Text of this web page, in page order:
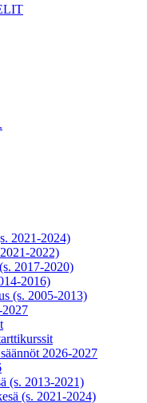
2021-2024)
2022)
2017-2020)
2016)
(s. 2005-2013)
2026-2027
(s. 2013-2021)
(s. 2021-2024)